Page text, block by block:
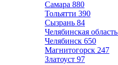
Самара 880
Тольятти 390
Сызрань 84
Челябинская область
Челябинск 650
Магнитогорск 247
Златоуст 97